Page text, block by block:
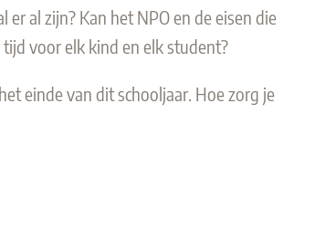
er al zijn? Kan het NPOen de eisen die
voor elk kind en elk student?
heteinde van dit schooljaar. Hoe zorg je